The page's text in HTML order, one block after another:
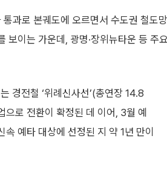
과로 본궤도에 오르면서 수도권 철도
보이는 가운데, 광명·장위뉴타운 등 주
경전철 ‘위례신사선’(총연장 14.8
로 전환이 확정된 데 이어, 3월 예
예타 대상에 선정된 지 약 1년 만이